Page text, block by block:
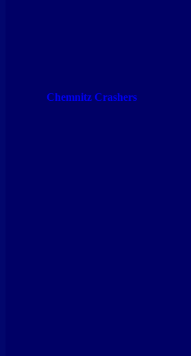
Chemnitz Crashers